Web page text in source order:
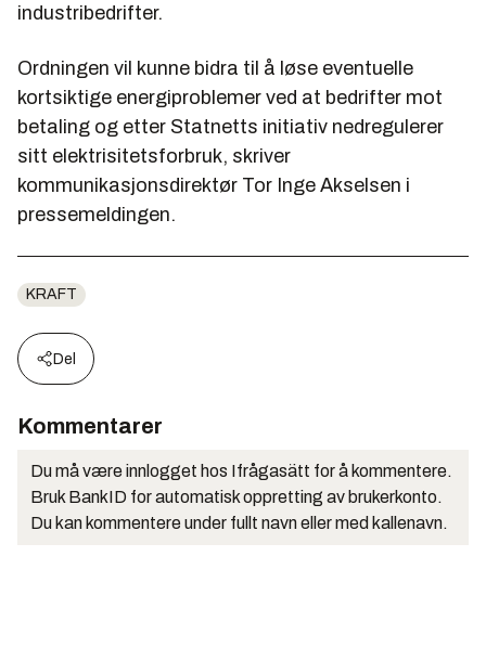
industribedrifter.
Ordningen vil kunne bidra til å løse eventuelle
kortsiktige energiproblemer ved at bedrifter mot
betaling og etter Statnetts initiativ nedregulerer
sitt elektrisitetsforbruk, skriver
kommunikasjonsdirektør Tor Inge Akselsen i
pressemeldingen.
KRAFT
Del
Kommentarer
Du må være innlogget hos Ifrågasätt for å kommentere.
Bruk BankID for automatisk oppretting av brukerkonto.
Du kan kommentere under fullt navn eller med kallenavn.